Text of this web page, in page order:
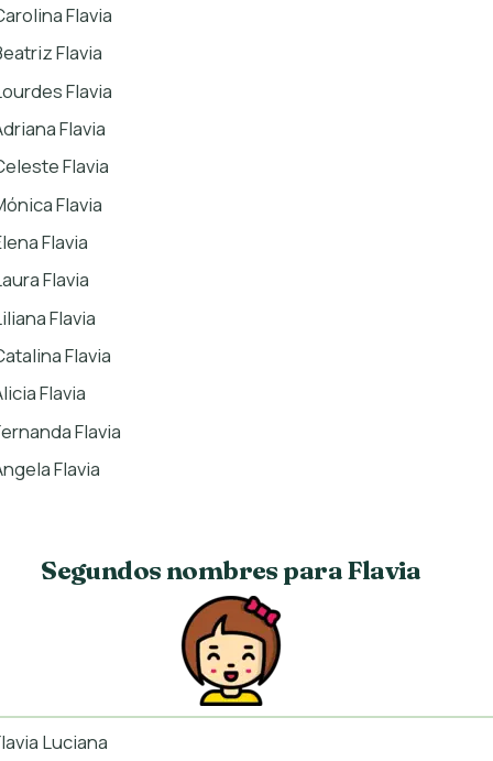
Flavia
Flavia
Flavia
Flavia
Flavia
Flavia
Flavia
Flavia
Flavia
Flavia
Flavia
Flavia
Flavia
Segundos nombres para Flavia
Luciana